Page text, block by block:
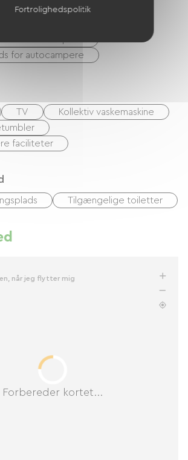
Bar
accepterede dyr
for autocampere
for autocampere
TV
Kollektiv vaskemaskine
faciliteter
Tilgængelige toiletter
Forbereder kortet...
når jeg flytter mig
Fortrolighedspolitik